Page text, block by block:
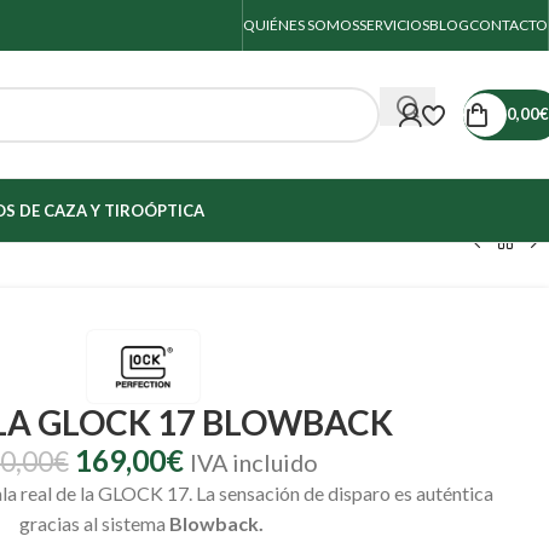
QUIÉNES SOMOSSERVICIOSBLOGCONTACTO
0,00€
DE CAZA Y TIROÓPTICA
GLOCK 17 BLOWBACK
€ 169,00€ IVA incluido
real de la GLOCK 17. La sensación de disparo es auténtica
gracias al sistema Blowback.